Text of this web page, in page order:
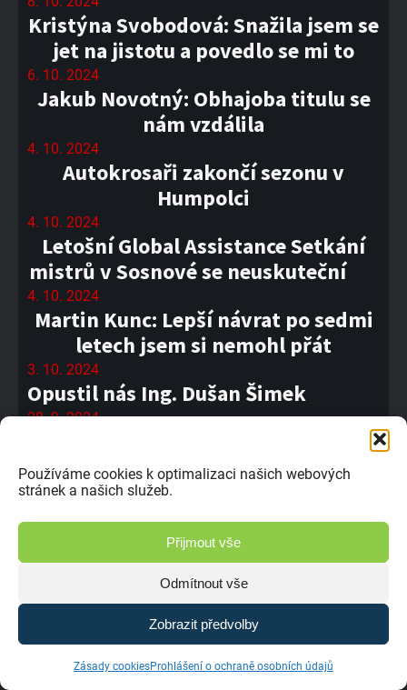
Používáme cookies k optimalizaci našich webových
stránek a našich služeb.
Přijmout vše
Odmítnout vše
Zobrazit předvolby
Zásady cookiesProhlášení o ochraně osobních údajů
Kristýna Svobodová: Snažila jsem se
jet na jistotu a povedlo se mi to
6. 10. 2024
Jakub Novotný: Obhajoba titulu se
nám vzdálila
4. 10. 2024
Autokrosaři zakončí sezonu v
Humpolci
4. 10. 2024
Letošní Global Assistance Setkání
mistrů v Sosnové se neuskuteční
4. 10. 2024
Martin Kunc: Lepší návrat po sedmi
letech jsem si nemohl přát
3. 10. 2024
Opustil nás Ing. Dušan Šimek
28. 9. 2024
27. 9. 2024
Dušan Horčička v Sedlčanech v
divizi Superbuggy
Josef Švorc: Velice rychle jsem
zjistil, jak je Evropa tvrdá
Velká bitva, zapadající sluníčko a
rozbitá trať